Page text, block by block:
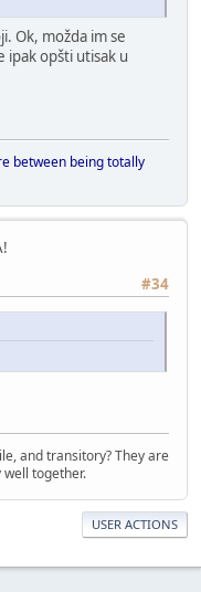
Ok, možda im se
ipak opšti utisak u
between being totally
#34
and transitory? They are
well together.
USER ACTIONS